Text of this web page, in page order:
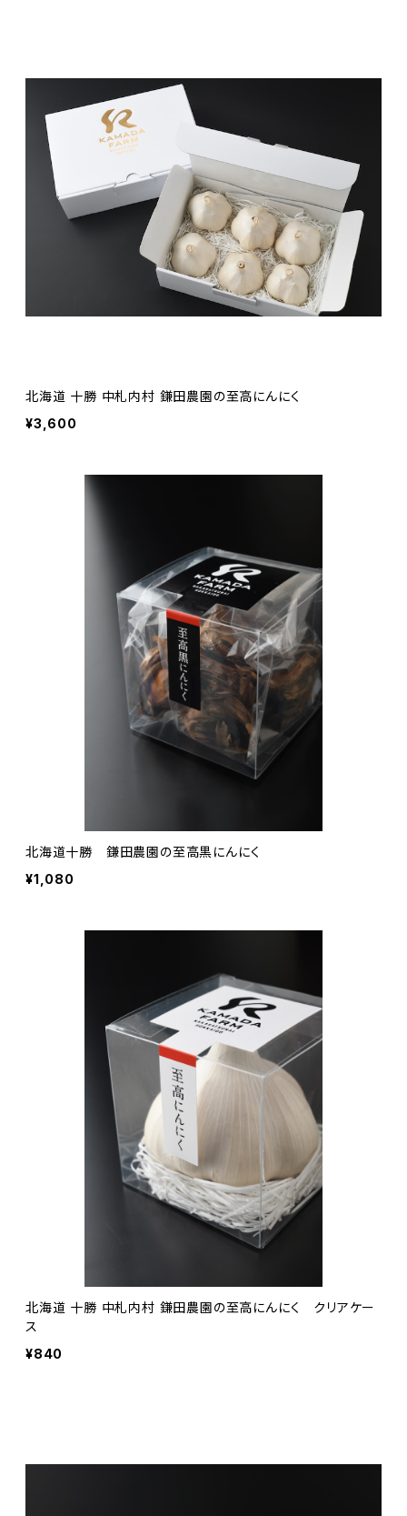
北海道 十勝 中札内村 鎌田農園の至高にんにく
¥3,600
北海道十勝 鎌田農園の至高黒にんにく
¥1,080
北海道 十勝 中札内村 鎌田農園の至高にんにく クリアケー
ス
¥840